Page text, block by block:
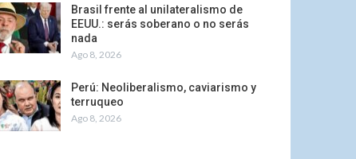
Brasil frente al unilateralismo de
EEUU.: serás soberano o no serás
nada
Ago 8, 2026
Perú: Neoliberalismo, caviarismo y
terruqueo
Ago 8, 2026